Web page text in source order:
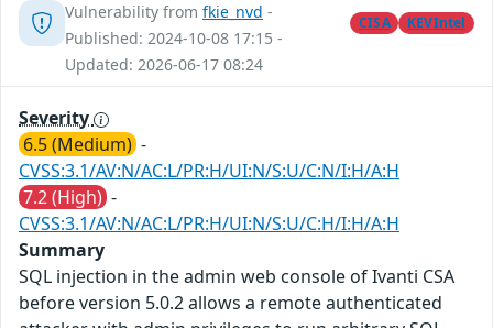
Vulnerability from fkie_nvd -
Published: 2024-10-08 17:15 -
Updated: 2026-06-17 08:24
CISA KEVIntel
Severity
6.5 (Medium) -
CVSS:3.1/AV:N/AC:L/PR:H/UI:N/S:U/C:N/I:H/A:H
7.2 (High) -
CVSS:3.1/AV:N/AC:L/PR:H/UI:N/S:U/C:H/I:H/A:H
Summary
SQL injection in the admin web console of Ivanti CSA
before version 5.0.2 allows a remote authenticated